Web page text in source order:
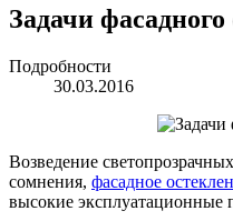
Задачи
Подробности
30.03.2016
Возведение
сомнения, фасадное
высокие эксплуатационные